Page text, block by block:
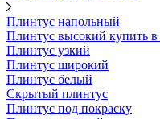
Плинтус напольный
Плинтус высокий купить
Плинтус узкий
Плинтус широкий
Плинтус белый
Скрытый плинтус
Плинтус под покраску